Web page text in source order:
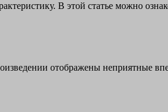
В этой статье можно
отображены неприятные